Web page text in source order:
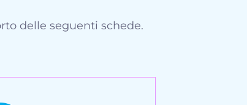
delle seguenti schede.